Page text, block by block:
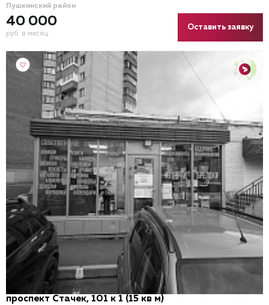
Пушкинский район
40 000
руб. в месяц
Оставить заявку
проспект Стачек, 101 к 1 (15 кв м)